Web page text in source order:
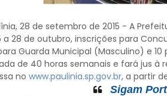
28 de setembro de 2015 - A
a 28 de outubro, inscrições para
Guarda Municipal (Masculino) e
de 40 horas semanais e fará jus à
no www.paulinia.sp.gov.br, a partir
Sigam